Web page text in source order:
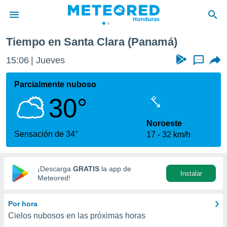
de
ha sido
que se
calidad.
a este
las
y
digital
basada
Tiempo en Santa Clara (Panamá)
15:06 Jueves ...
Parcialmente nuboso
30°
Sensación de 34°
Noroeste
17
32 km/h
¡Descarga GRATIS la app de
Meteored!
Instalar
Por hora
Cielos nubosos en las próximas horas